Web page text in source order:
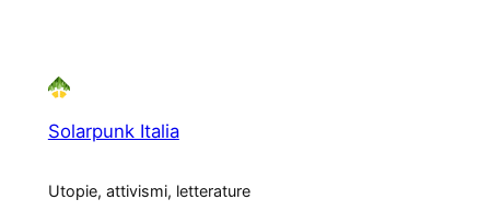
Solarpunk Italia
Utopie, attivismi, letterature